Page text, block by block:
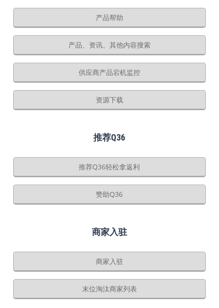
产品帮助
产品、资讯、其他内容搜索
供应商产品宕机监控
资源下载
推荐Q36
推荐Q36轻松拿返利
赞助Q36
商家入驻
商家入驻
末位淘汰商家列表